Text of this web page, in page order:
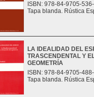
ISBN: 978-84-9705-
Tapa blanda. Rústica
LA IDEALIDAD DEL
TRASCENDENTAL Y
GEOMETRÍA
ISBN: 978-84-9705-
Tapa blanda. Rústica